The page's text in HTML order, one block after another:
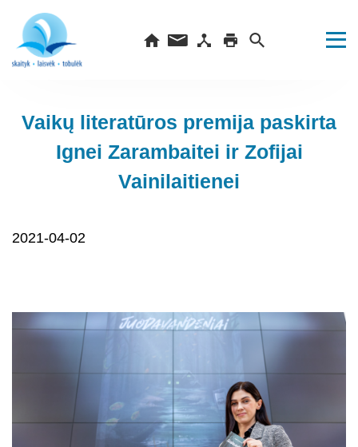
Vaikų literatūros premija paskirta
Ignei Zarambaitei ir Zofijai
Vainilaitienei
2021-04-02